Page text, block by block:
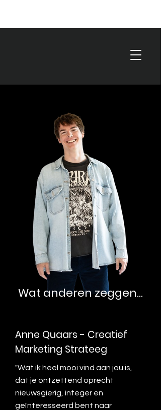
Wat anderen zeggen...
Anne Quaars - Creatief
Marketing Strateeg
"Wat ik heel mooi vind aan jou is,
dat je ontzettend oprecht
nieuwsgierig, integer en
geïnteresseerd bent naar